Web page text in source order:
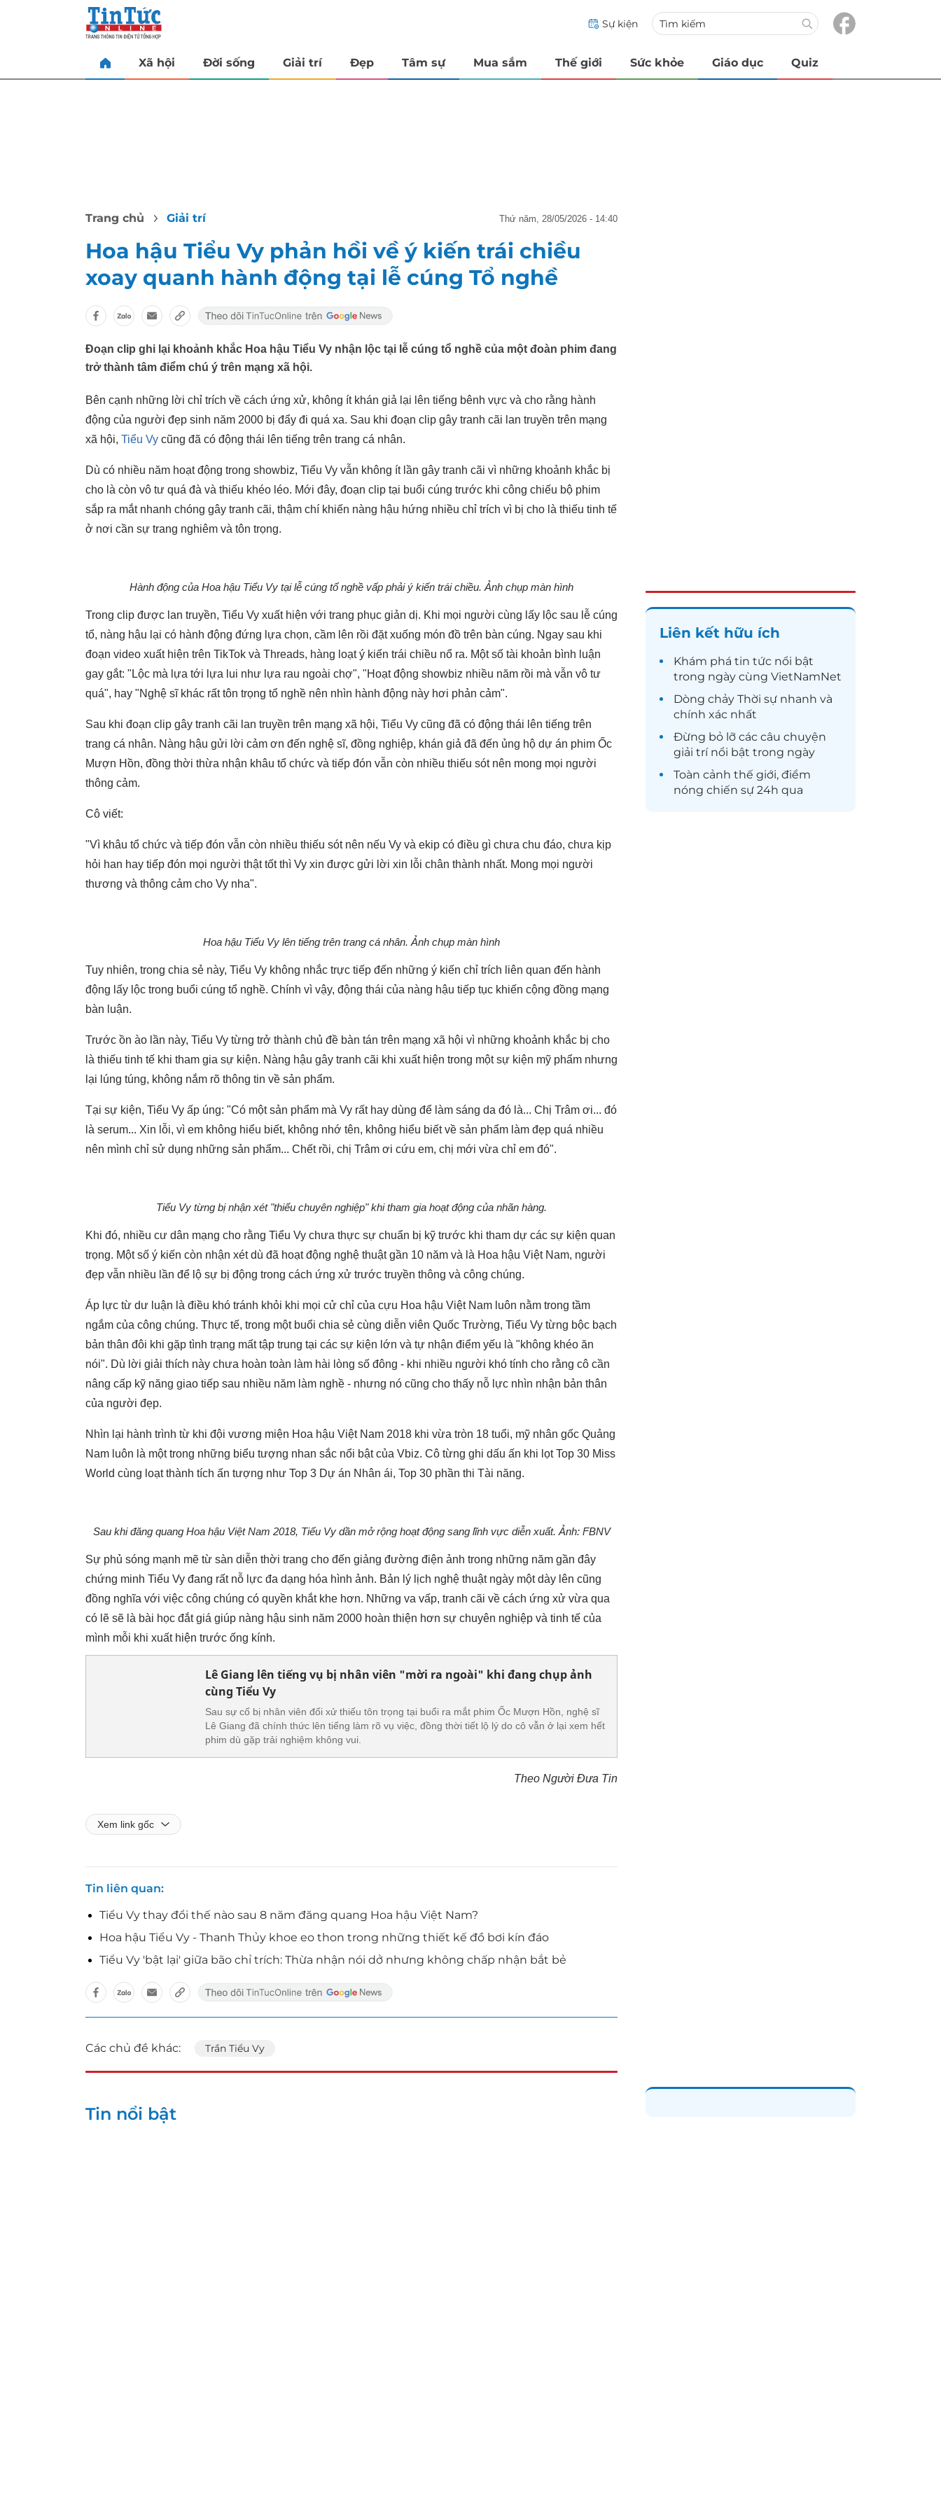
Sự kiện
Xã hội Đời sống Giải trí Đẹp Tâm sự Mua sắm Thế giới Sức khỏe Giáo dục Quiz
Trang chủ Giải trí thứ năm, 28/05/2026 - 14:40
Hoa hậu Tiểu Vy phản hồi về ý kiến trái chiều
xoay quanh hành động tại lễ cúng Tổ nghề
Đoạn clip ghi lại khoảnh khắc Hoa hậu Tiểu Vy nhận lộc tại lễ cúng tổ nghề của một đoàn phim đang
trở thành tâm điểm chú ý trên mạng xã hội.
Bên cạnh những lời chỉ trích về cách ứng xử, không ít khán giả lại lên tiếng bênh vực và cho rằng hành
động của người đẹp sinh năm 2000 bị đẩy đi quá xa. Sau khi đoạn clip gây tranh cãi lan truyền trên mạng
xã hội, Tiểu Vy cũng đã có động thái lên tiếng trên trang cá nhân.
Dù có nhiều năm hoạt động trong showbiz, Tiểu Vy vẫn không ít lần gây tranh cãi vì những khoảnh khắc bị
cho là còn vô tư quá đà và thiếu khéo léo. Mới đây, đoạn clip tại buổi cúng trước khi công chiếu bộ phim
sắp ra mắt nhanh chóng gây tranh cãi, thậm chí khiến nàng hậu hứng nhiều chỉ trích vì bị cho là thiếu tinh tế
ở nơi cần sự trang nghiêm và tôn trọng.
Hành động của Hoa hậu Tiểu Vy tại lễ cúng tổ nghề vấp phải ý kiến trái chiều. Ảnh chụp màn hình
Trong clip được lan truyền, Tiểu Vy xuất hiện với trang phục giản dị. Khi mọi người cùng lấy lộc sau lễ cúng
tổ, nàng hậu lại có hành động đứng lựa chọn, cầm lên rồi đặt xuống món đồ trên bàn cúng. Ngay sau khi
đoạn video xuất hiện trên TikTok và Threads, hàng loạt ý kiến trái chiều nổ ra. Một số tài khoản bình luận
gay gắt: "Lộc mà lựa tới lựa lui như lựa rau ngoài chợ", "Hoạt động showbiz nhiều năm rồi mà vẫn vô tư
quá", hay "Nghệ sĩ khác rất tôn trọng tổ nghề nên nhìn hành động này hơi phản cảm".
Sau khi đoạn clip gây tranh cãi lan truyền trên mạng xã hội, Tiểu Vy cũng đã có động thái lên tiếng trên
trang cá nhân. Nàng hậu gửi lời cảm ơn đến nghệ sĩ, đồng nghiệp, khán giả đã đến ủng hộ dự án phim Ốc
Mượn Hồn, đồng thời thừa nhận khâu tổ chức và tiếp đón vẫn còn nhiều thiếu sót nên mong mọi người
thông cảm.
Cô viết:
"Vì khâu tổ chức và tiếp đón vẫn còn nhiều thiếu sót nên nếu Vy và ekip có điều gì chưa chu đáo, chưa kịp
hỏi han hay tiếp đón mọi người thật tốt thì Vy xin được gửi lời xin lỗi chân thành nhất. Mong mọi người
thương và thông cảm cho Vy nha".
Hoa hậu Tiểu Vy lên tiếng trên trang cá nhân. Ảnh chụp màn hình
Tuy nhiên, trong chia sẻ này, Tiểu Vy không nhắc trực tiếp đến những ý kiến chỉ trích liên quan đến hành
động lấy lộc trong buổi cúng tổ nghề. Chính vì vậy, động thái của nàng hậu tiếp tục khiến cộng đồng mạng
bàn luận.
Trước ồn ào lần này, Tiểu Vy từng trở thành chủ đề bàn tán trên mạng xã hội vì những khoảnh khắc bị cho
là thiếu tinh tế khi tham gia sự kiện. Nàng hậu gây tranh cãi khi xuất hiện trong một sự kiện mỹ phẩm nhưng
lại lúng túng, không nắm rõ thông tin về sản phẩm.
Tại sự kiện, Tiểu Vy ấp úng: "Có một sản phẩm mà Vy rất hay dùng để làm sáng da đó là... Chị Trâm ơi... đó
là serum... Xin lỗi, vì em không hiểu biết, không nhớ tên, không hiểu biết về sản phẩm làm đẹp quá nhiều
nên mình chỉ sử dụng những sản phẩm... Chết rồi, chị Trâm ơi cứu em, chị mới vừa chỉ em đó".
Tiểu Vy từng bị nhận xét "thiếu chuyên nghiệp" khi tham gia hoạt động của nhãn hàng.
Khi đó, nhiều cư dân mạng cho rằng Tiểu Vy chưa thực sự chuẩn bị kỹ trước khi tham dự các sự kiện quan
trọng. Một số ý kiến còn nhận xét dù đã hoạt động nghệ thuật gần 10 năm và là Hoa hậu Việt Nam, người
đẹp vẫn nhiều lần để lộ sự bị động trong cách ứng xử trước truyền thông và công chúng.
Áp lực từ dư luận là điều khó tránh khỏi khi mọi cử chỉ của cựu Hoa hậu Việt Nam luôn nằm trong tầm
ngắm của công chúng. Thực tế, trong một buổi chia sẻ cùng diễn viên Quốc Trường, Tiểu Vy từng bộc bạch
bản thân đôi khi gặp tình trạng mất tập trung tại các sự kiện lớn và tự nhận điểm yếu là "không khéo ăn
nói". Dù lời giải thích này chưa hoàn toàn làm hài lòng số đông - khi nhiều người khó tính cho rằng cô cần
nâng cấp kỹ năng giao tiếp sau nhiều năm làm nghề - nhưng nó cũng cho thấy nỗ lực nhìn nhận bản thân
của người đẹp.
Nhìn lại hành trình từ khi đội vương miện Hoa hậu Việt Nam 2018 khi vừa tròn 18 tuổi, mỹ nhân gốc Quảng
Nam luôn là một trong những biểu tượng nhan sắc nổi bật của Vbiz. Cô từng ghi dấu ấn khi lọt Top 30 Miss
World cùng loạt thành tích ấn tượng như Top 3 Dự án Nhân ái, Top 30 phần thi Tài năng.
Sau khi đăng quang Hoa hậu Việt Nam 2018, Tiểu Vy dần mở rộng hoạt động sang lĩnh vực diễn xuất. Ảnh: FBNV
Sự phủ sóng mạnh mẽ từ sàn diễn thời trang cho đến giảng đường điện ảnh trong những năm gần đây
chứng minh Tiểu Vy đang rất nỗ lực đa dạng hóa hình ảnh. Bản lý lịch nghệ thuật ngày một dày lên cũng
đồng nghĩa với việc công chúng có quyền khắt khe hơn. Những va vấp, tranh cãi về cách ứng xử vừa qua
có lẽ sẽ là bài học đắt giá giúp nàng hậu sinh năm 2000 hoàn thiện hơn sự chuyên nghiệp và tinh tế của
mình mỗi khi xuất hiện trước ống kính.
Lê Giang lên tiếng vụ bị nhân viên "mời ra ngoài" khi đang chụp ảnh
cùng Tiểu Vy
Sau sự cố bị nhân viên đối xử thiếu tôn trọng tại buổi ra mắt phim Ốc Mượn Hồn, nghệ sĩ
Lê Giang đã chính thức lên tiếng làm rõ vụ việc, đồng thời tiết lộ lý do cô vẫn ở lại xem hết
phim dù gặp trải nghiệm không vui.
Theo Người Đưa Tin
Xem link gốc
Tin liên quan
Tiểu Vy thay đổi thế nào sau 8 năm đăng quang Hoa hậu Việt Nam?
Hoa hậu Tiểu Vy - Thanh Thủy khoe eo thon trong những thiết kế đồ bơi kín đáo
Tiểu Vy 'bật lại' giữa bão chỉ trích: Thừa nhận nói dở nhưng không chấp nhận bắt bẻ
Các chủ đề khác: Trần Tiểu Vy
Liên kết hữu ích
Khám phá tin tức nổi bật
trong ngày cùng VietNamNet
Dòng chảy Thời sự nhanh và
chính xác nhất
Đừng bỏ lỡ các câu chuyện
giải trínổi bật trong ngày
Toàn cảnh thế giới, điểm
nóng chiến sự 24h qua
Tin nổi bật